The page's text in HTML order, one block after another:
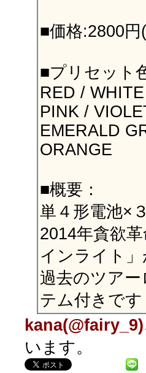
■価格:2800円
■プリセット
RED /
PINK /
EMERALD
ORANGE
■概要：
単４形電池×
2014年貪欲
インライト
過去のツア
テム付きです
kana(@fairy_9)
います。